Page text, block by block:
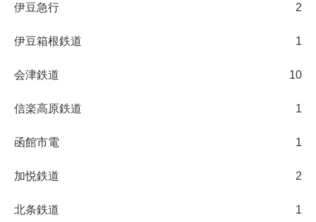
伊豆急行 2
伊豆箱根鉄道 1
会津鉄道 10
信楽高原鉄道 1
函館市電 1
加悦鉄道 2
北条鉄道 1